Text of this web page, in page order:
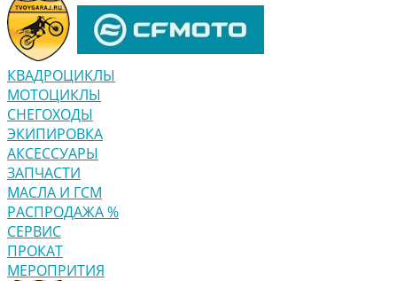
КВАДРОЦИКЛЫ
МОТОЦИКЛЫ
СНЕГОХОДЫ
ЭКИПИРОВКА
АКСЕССУАРЫ
ЗАПЧАСТИ
МАСЛА И ГСМ
РАСПРОДАЖА %
СЕРВИС
ПРОКАТ
МЕРОПРИТИЯ